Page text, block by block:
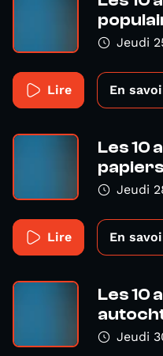
Jeudi
Lire En
Les 10
Jeudi
Lire En
Les 10
Jeudi